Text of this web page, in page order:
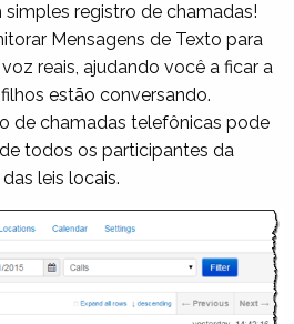
registro de chamadas!
Mensagens de Texto para
reais, ajudando você a ficar a
estão conversando.
de chamadas telefônicas pode
todos os participantes da
leis locais.